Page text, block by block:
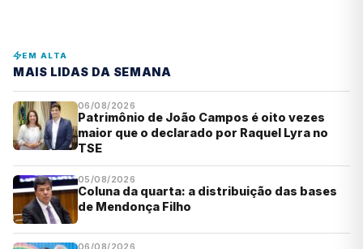
EM ALTA
MAIS LIDAS DA SEMANA
06/08/2026
Patrimônio de João Campos é oito vezes
maior que o declarado por Raquel Lyra no
TSE
05/08/2026
Coluna da quarta: a distribuição das bases
de Mendonça Filho
06/08/2026